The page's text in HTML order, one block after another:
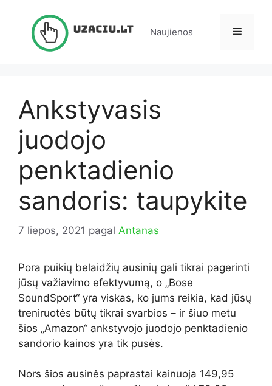
Naujienos Meniu
Ankstyvasis
juodojo
penktadienio
sandoris: taupykite
7 liepos, 2021 pagal Antanas
Pora puikių belaidžių ausinių gali tikrai pagerinti
jūsų važiavimo efektyvumą, o „Bose
SoundSport“ yra viskas, ko jums reikia, kad jūsų
treniruotės būtų tikrai svarbios – ir šiuo metu
šios „Amazon“ ankstyvojo juodojo penktadienio
sandorio kainos yra tik pusės.
Nors šios ausinės paprastai kainuoja 149,95